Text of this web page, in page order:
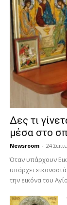
Δες τι
μέσα στο
Newsroom - 24
Όταν υπάρχουν
υπάρχει
την εικόνα του